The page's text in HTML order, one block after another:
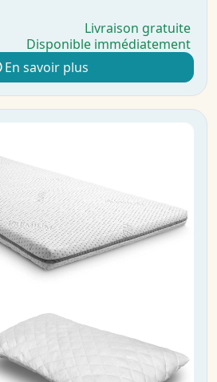
Livraison gratuite
Disponible immédiatement
En savoir plus